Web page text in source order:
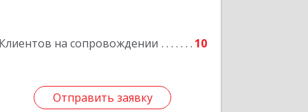
Клиентов на сопровождении 10
Отправить заявку
Подробнее
Отправить заявку